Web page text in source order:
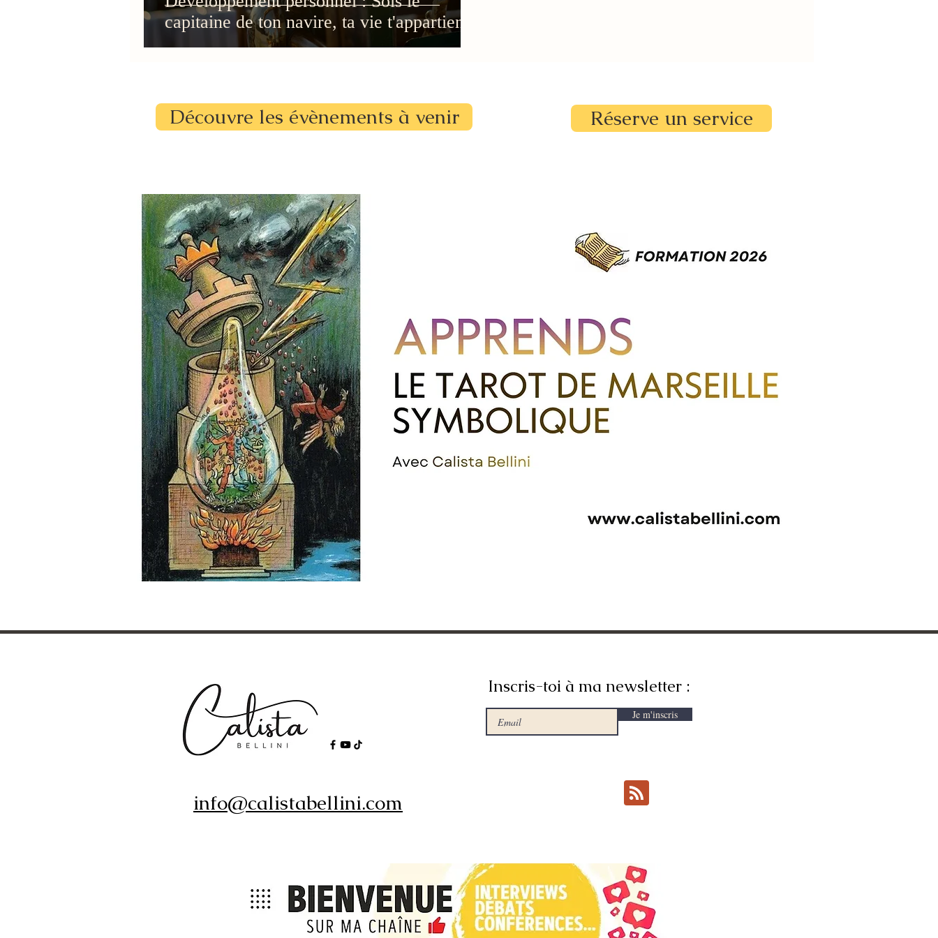
capitaine de ton navire, ta vie t'appartient !
Découvre les évènements à venir Réserve un service
info@calistabellini.com
Inscris-toi à ma newsletter :
Je m'inscris